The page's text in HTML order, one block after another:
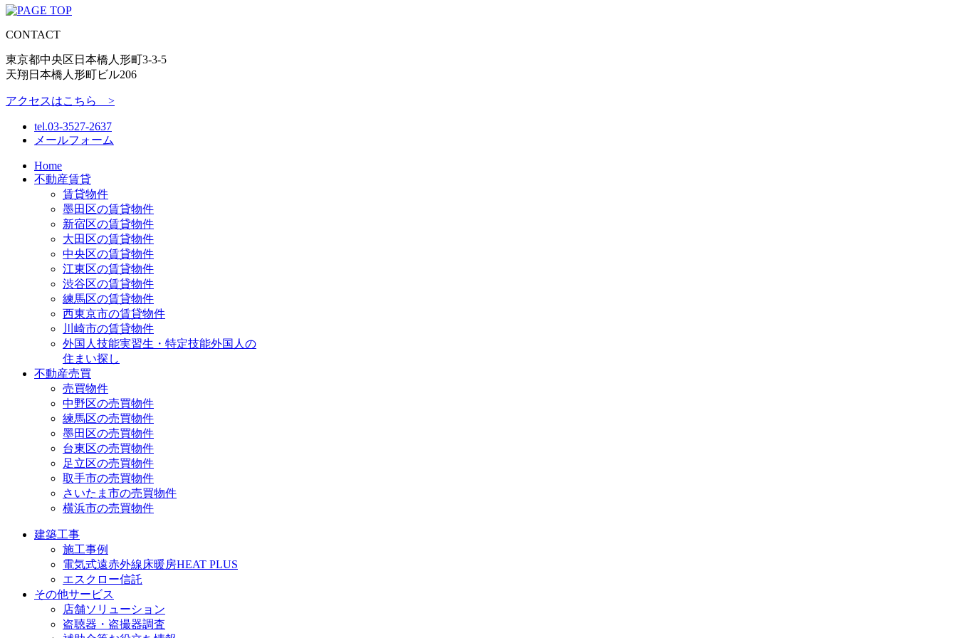
CONTACT
東京都中央区日本橋人形町3-3-5
天翔日本橋人形町ビル206
アクセスはこちら >
tel.03-3527-2637
メールフォーム
Home
不動産賃貸
賃貸物件
墨田区の賃貸物件
新宿区の賃貸物件
大田区の賃貸物件
中央区の賃貸物件
江東区の賃貸物件
渋谷区の賃貸物件
練馬区の賃貸物件
西東京市の賃貸物件
川崎市の賃貸物件
外国人技能実習生・特定技能外国人の
住まい探し
不動産売買
売買物件
中野区の売買物件
練馬区の売買物件
墨田区の売買物件
台東区の売買物件
足立区の売買物件
取手市の売買物件
さいたま市の売買物件
横浜市の売買物件
建築工事
施工事例
電気式遠赤外線床暖房HEAT PLUS
エスクロー信託
その他サービス
店舗ソリューション
盗聴器・盗撮器調査